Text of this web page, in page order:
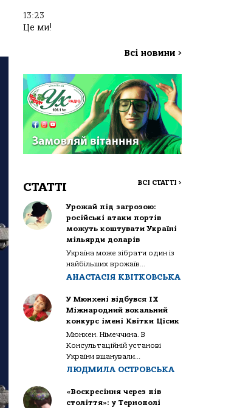
13:23
Це ми!
Всі новини >
СТАТТІ ВСІ СТАТТІ >
Урожай під загрозою:
російські атаки портів
можуть коштувати Україні
мільярди доларів
Україна може зібрати один із
найбільших врожаїв...
АНАСТАСІЯ КВІТКОВСЬКА
У Мюнхені відбувся IX
Міжнародний вокальний
конкурс імені Квітки Цісик
Мюнхен. Німеччина. В
Консультаційній установі
України вшанували...
ЛЮДМИЛА ОСТРОВСЬКА
«Воскресіння через пів
століття»: у Тернополі